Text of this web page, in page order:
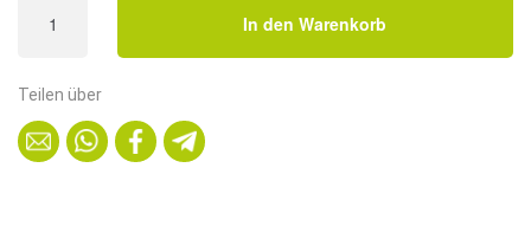
Loungetisch
cm
D4878
LV
In den Warenkorb
Teilen über